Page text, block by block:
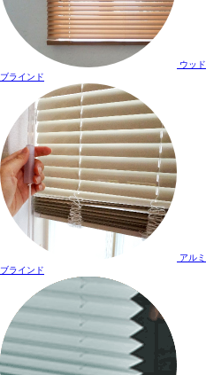
ウッド
ブラインド
アルミ
ブラインド